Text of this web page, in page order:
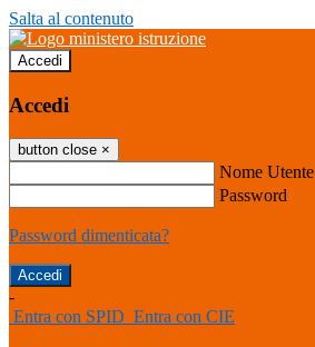
Salta al contenuto
Accedi
Accedi
button close ×
Nome Utente
Password
Password dimenticata?
-
Entra con SPID Entra con CIE